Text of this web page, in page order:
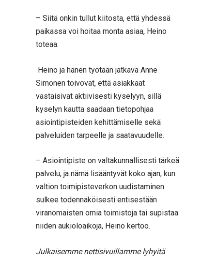
– Siitä onkin tullut kiitosta, että yhdessä
paikassa voi hoitaa monta asiaa, Heino
toteaa.
Heino ja hänen työtään jatkava Anne
Simonen toivovat, että asiakkaat
vastaisivat aktiivisesti kyselyyn, sillä
kyselyn kautta saadaan tietopohjaa
asiointipisteiden kehittämiselle sekä
palveluiden tarpeelle ja saatavuudelle.
– Asiointipiste on valtakunnallisesti tärkeä
palvelu, ja nämä lisääntyvät koko ajan, kun
valtion toimipisteverkon uudistaminen
sulkee todennäköisesti entisestään
viranomaisten omia toimistoja tai supistaa
niiden aukioloaikoja, Heino kertoo.
Julkaisemme nettisivuillamme lyhyitä